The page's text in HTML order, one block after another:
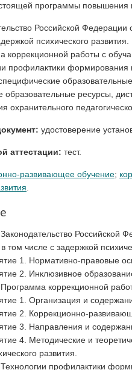
программы повышения
Российской
психического развития.
коррекционной работы с
профилактики формирования
ресурсы,
охранительного
удостоверение
аттестации: тест.
развивающее обучение;
.
Российской
том числе с задержкой
1. Нормативно-правовые
2. Инклюзивное
коррекционной
1. Организация и
2. Коррекционно-
3. Направления и
4. Методические и
развития.
профилактики